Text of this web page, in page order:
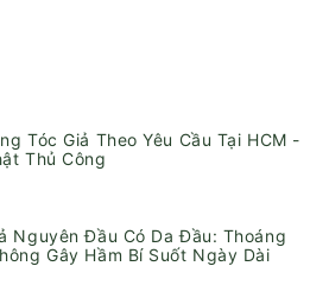
Tóc Giả Theo Yêu Cầu Tại HCM -
Thủ Công
Nguyên Đầu Có Da Đầu: Thoáng
Gây Hầm Bí Suốt Ngày Dài